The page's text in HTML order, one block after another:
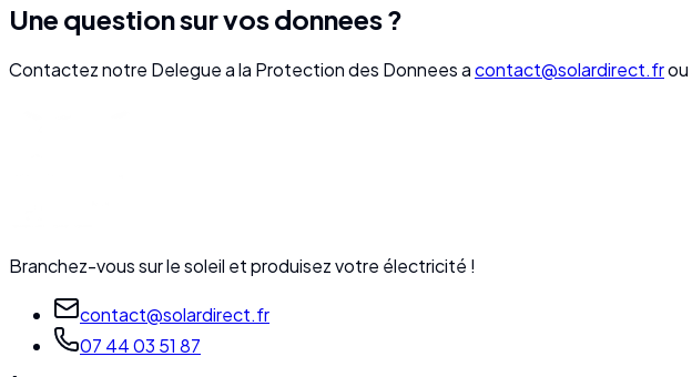
Une question sur vos donnees ?
Contactez notre Delegue a la Protection des Donnees acontact@solardirect.frou
Branchez-vous sur le soleil et produisez votre électricité !
contact@solardirect.fr
07 44 03 51 87